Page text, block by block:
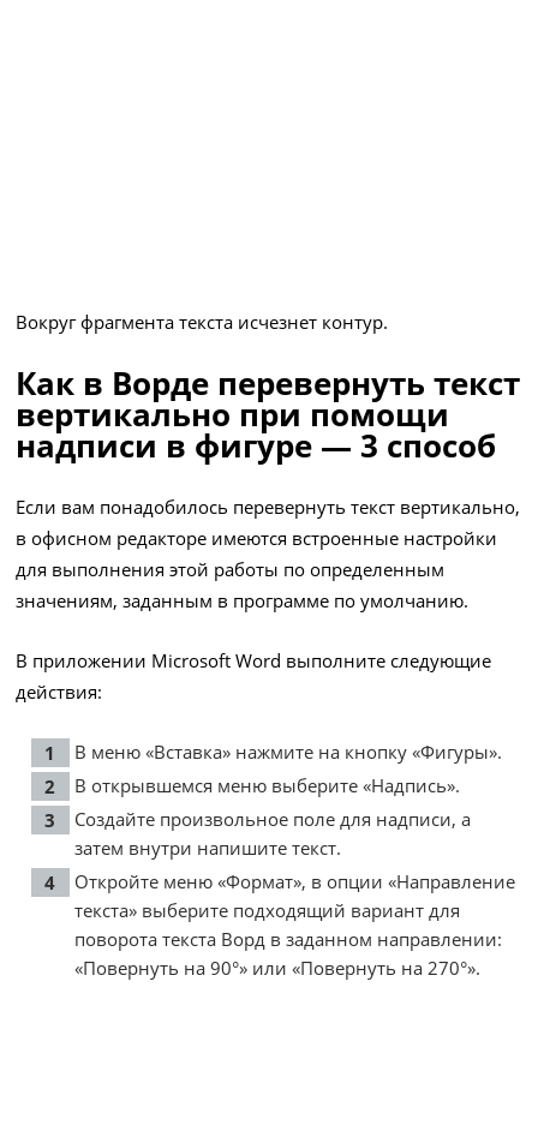
Вокруг фрагмента текста исчезнет контур.
Как в Ворде перевернуть текст
вертикально при помощи
надписи в фигуре — 3 способ
Если вам понадобилось перевернуть текст вертикально,
в офисном редакторе имеются встроенные настройки
для выполнения этой работы по определенным
значениям, заданным в программе по умолчанию.
В приложении Microsoft Word выполните следующие
действия:
В меню «Вставка» нажмите на кнопку «Фигуры».
В открывшемся меню выберите «Надпись».
Создайте произвольное поле для надписи, а
затем внутри напишите текст.
Откройте меню «Формат», в опции «Направление
текста» выберите подходящий вариант для
поворота текста Ворд в заданном направлении:
«Повернуть на 90°» или «Повернуть на 270°».